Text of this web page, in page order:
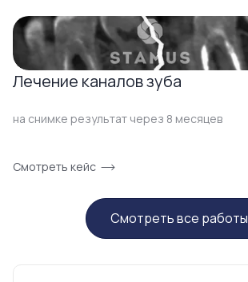
Лечение каналов зуба
на снимке результат через 8 месяцев
Смотреть кейс
Смотреть все работы